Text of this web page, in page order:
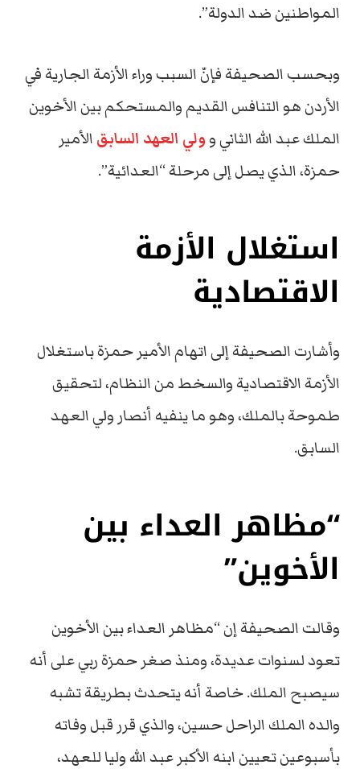
المواطنين ضد الدولة”.
وبحسب الصحيفة فإنّ السبب وراء الأزمة الجارية في
الأردن هو التنافس القديم والمستحكم بين الأخوين
الملك عبد الله الثاني و ولي العهد السابق الأمير
حمزة، الذي يصل إلى مرحلة “العدائية”.
استغلال الأزمة
الاقتصادية
وأشارت الصحيفة إلى اتهام الأمير حمزة باستغلال
الأزمة الاقتصادية والسخط من النظام، لتحقيق
طموحة بالملك، وهو ما ينفيه أنصار ولي العهد
السابق.
“مظاهر العداء بين
الأخوين”
وقالت الصحيفة إن “مظاهر العداء بين الأخوين
تعود لسنوات عديدة، ومنذ صغر حمزة ربي على أنه
سيصبح الملك. خاصة أنه يتحدث بطريقة تشبه
والده الملك الراحل حسين، والذي قرر قبل وفاته
بأسبوعين تعيين ابنه الأكبر عبد الله وليا للعهد،